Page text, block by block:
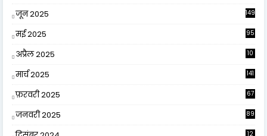
जून 2025 149
मई 2025 95
अप्रैल 2025
10
मार्च 2025 141
फ़रवरी 2025 67
जनवरी 2025 89
12